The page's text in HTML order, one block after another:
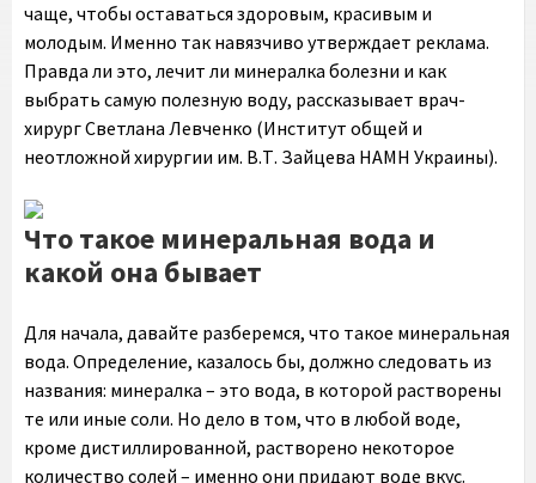
чаще, чтобы оставаться здоровым, красивым и
молодым. Именно так навязчиво утверждает реклама.
Правда ли это, лечит ли минералка болезни и как
выбрать самую полезную воду, рассказывает врач-
хирург Светлана Левченко (Институт общей и
неотложной хирургии им. В.Т. Зайцева НАМН Украины).
Что такое минеральная вода и
какой она бывает
Для начала, давайте разберемся, что такое минеральная
вода. Определение, казалось бы, должно следовать из
названия: минералка – это вода, в которой растворены
те или иные соли. Но дело в том, что в любой воде,
кроме дистиллированной, растворено некоторое
количество солей – именно они придают воде вкус.